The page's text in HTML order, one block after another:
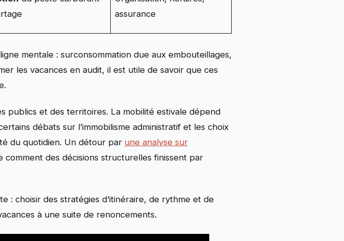
assurance
mentale : surconsommation due aux embouteillages,
les vacances en audit, il est utile de savoir que ces
publics et des territoires. La mobilité estivale dépend
débats sur l’immobilisme administratif et les choix
du quotidien. Un détour par une analyse sur
des décisions structurelles finissent par
: choisir des stratégies d’itinéraire, de rythme et de
à une suite de renoncements.